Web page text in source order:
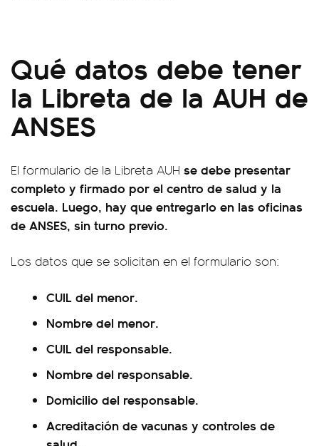
Qué datos debe tener
la Libreta de la AUH de
ANSES
El formulario de la Libreta AUH se debe presentar
completo y firmado por el centro de salud y la
escuela. Luego, hay que entregarlo en las oficinas
de ANSES, sin turno previo.
Los datos que se solicitan en el formulario son:
CUIL del menor.
Nombre del menor.
CUIL del responsable.
Nombre del responsable.
Domicilio del responsable.
Acreditación de vacunas y controles de